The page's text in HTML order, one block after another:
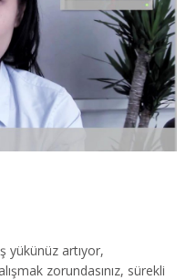
yükünüz artıyor,
zorundasınız, sürekli